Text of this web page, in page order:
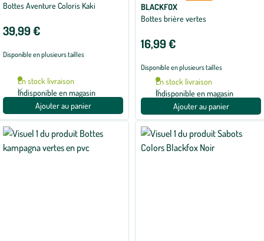
Bottes Aventure Coloris Kaki
39,99 €
Disponible en plusieurs tailles
En stock livraison
Indisponible en magasin
Ajouter au panier
BLACKFOX
Bottes brière vertes
16,99 €
Disponible en plusieurs tailles
En stock livraison
Indisponible en magasin
Ajouter au panier